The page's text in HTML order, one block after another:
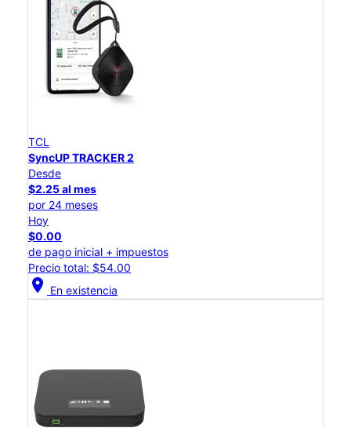
TCL
SyncUP TRACKER 2
Desde
$2.25 al mes
por 24 meses
Hoy
$0.00
de pago inicial + impuestos
Precio total: $54.00
location_on En existencia